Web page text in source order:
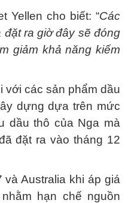
Yellen cho biết: “Các
ra giờ đây sẽ đóng
giảm khả năng kiếm
với các sản phẩm dầu
dựng dựa trên mức
dầu thô của Nga mà
đặt ra vào tháng 12
Australia khi áp giá
hạn chế nguồn